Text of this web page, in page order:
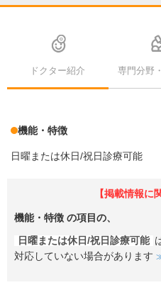
ドクター紹介 専門分野
機能・特徴
日曜または休日/祝日診療可能
【掲載情報に
機能・特徴 の項目の、
日曜または休日/祝日診療可能
対応していない場合があります